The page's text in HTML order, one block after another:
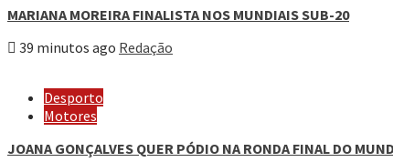
MARIANA MOREIRA FINALISTA NOS MUNDIAIS SUB-20
39 minutos ago Redação
Desporto
Motores
JOANA GONÇALVES QUER PÓDIO NA RONDA FINAL DO